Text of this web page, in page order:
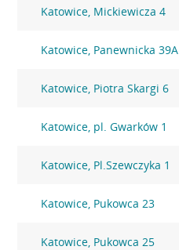
Katowice, Mickiewicza 4
Katowice, Panewnicka 39A
Katowice, Piotra Skargi 6
Katowice, pl. Gwarków 1
Katowice, Pl.Szewczyka 1
Katowice, Pukowca 23
Katowice, Pukowca 25